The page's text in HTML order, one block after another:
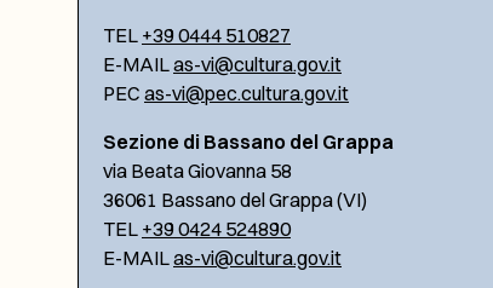
TEL +39 0444 510827
E-MAILas-vi@cultura.gov.it
PEC as-vi@pec.cultura.gov.it
Sezione di Bassano del Grappa
via Beata Giovanna 58
36061 Bassano del Grappa (VI)
TEL +39 0424 524890
E-MAILas-vi@cultura.gov.it